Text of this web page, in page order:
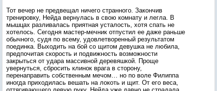
Тот вечер не предвещал ничего странного. Закончив
тренировку, Нейда вернулась в свою комнату и легла. В
мышцах разливалась приятная усталость, хотя спать не
хотелось. Сегодня мастер-мечник отпустил ее даже раньше
обычного, судя по всему, удовлетворенный результатом
поединка. Выходить на бой со щитом девушка не любила,
предпочитая скорость и подвижность возможности
закрыться от удара массивной деревяшкой. Проще
увернуться, сбросить клинок врага в сторону,
перенаправить собственным мечом… но по воле Филиппа
иногда приходилась вешать на локоть и щит. От его веса,